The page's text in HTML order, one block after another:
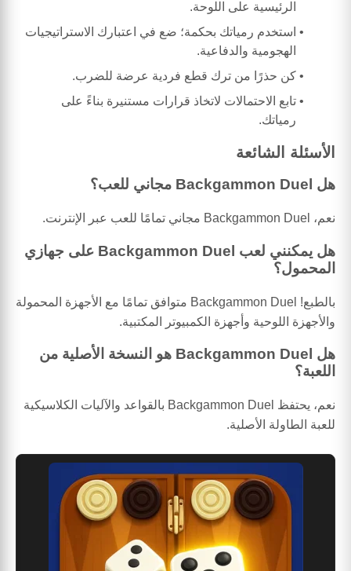
الرئيسية على اللوحة.
استخدم رمياتك بحكمة؛ ضع في اعتبارك الاستراتيجيات
الهجومية والدفاعية.
كن حذرًا من ترك قطع فردية عرضة للضرب.
تابع الاحتمالات لاتخاذ قرارات مستنيرة بناءً على
رمياتك.
الأسئلة الشائعة
هل Backgammon Duel مجاني للعب؟
نعم، Backgammon Duel مجاني تمامًا للعب عبر الإنترنت.
هل يمكنني لعب Backgammon Duel على جهازي
المحمول؟
بالطبع! Backgammon Duel متوافق تمامًا مع الأجهزة المحمولة
والأجهزة اللوحية وأجهزة الكمبيوتر المكتبية.
هل Backgammon Duel هو النسخة الأصلية من
اللعبة؟
نعم، يحتفظ Backgammon Duel بالقواعد والآليات الكلاسيكية
للعبة الطاولة الأصلية.